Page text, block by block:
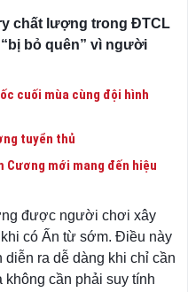
chất lượng trong ĐTCL
bỏ quên” vì người
cuối mùa cùng đội hình
tuyển thủ
Cương mới mang đến hiệu
được người chơi xây
có Ấn từ sớm. Điều này
ra dễ dàng khi chỉ cần
cần phải suy tính